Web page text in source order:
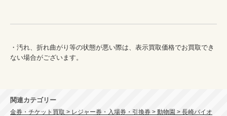
・汚れ、折れ曲がり等の状態が悪い際は、表示買取価格でお買取でき
ない場合がございます。
関連カテゴリー
金券・チケット買取 > レジャー券・入場券・引換券 > 動物園 > 長崎バイオ